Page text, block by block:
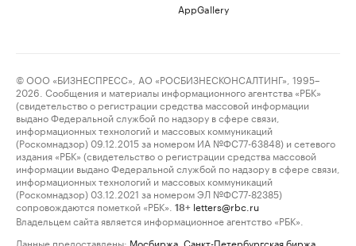
AppGallery
© ООО «БИЗНЕСПРЕСС», АО «РОСБИЗНЕСКОНСАЛТИНГ», 1995–
2026. Сообщения и материалы информационного агентства «РБК»
(свидетельство о регистрации средства массовой информации
выдано Федеральной службой по надзору в сфере связи,
информационных технологий и массовых коммуникаций
(Роскомнадзор) 09.12.2015 за номером ИА №ФС77-63848) и сетевого
издания «РБК» (свидетельство о регистрации средства массовой
информации выдано Федеральной службой по надзору в сфере связи,
информационных технологий и массовых коммуникаций
(Роскомнадзор) 03.12.2021 за номером ЭЛ №ФС77-82385)
сопровождаются пометкой «РБК».
18+ letters@rbc.ru
Владельцем сайта является информационное агентство «РБК».
Данные предоставлены: Мосбиржа Санкт-Петербургская биржа